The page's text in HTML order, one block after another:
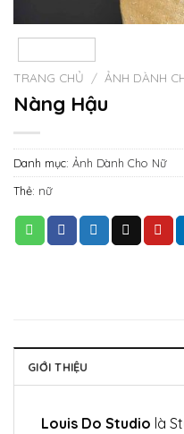
TRANG CHỦ / ẢNH DÀNH
Nàng Hậu
Danh mục: Ảnh Dành Cho Nữ
Thẻ: nữ
GIỚI THIỆU
Louis Do Studio là